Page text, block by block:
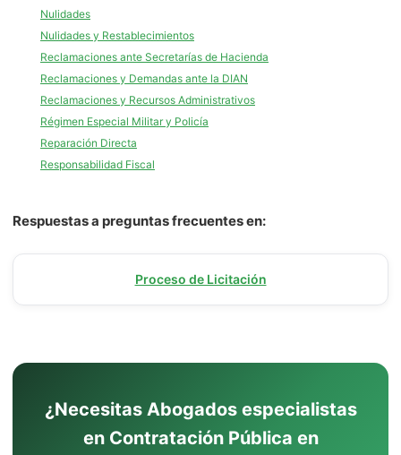
Nulidades
Nulidades y Restablecimientos
Reclamaciones ante Secretarías de Hacienda
Reclamaciones y Demandas ante la DIAN
Reclamaciones y Recursos Administrativos
Régimen Especial Militar y Policía
Reparación Directa
Responsabilidad Fiscal
Respuestas a preguntas frecuentes en:
Proceso de Licitación
¿Necesitas Abogados especialistas
en Contratación Pública en